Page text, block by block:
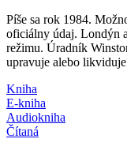
Píše sa rok 1984.
oficiálny údaj. Londýn
režimu. Úradník
upravuje alebo
Kniha
E-kniha
Audiokniha
Čítaná